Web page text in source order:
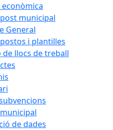
municipal
General
i plantilles
de llocs de treball
de dades